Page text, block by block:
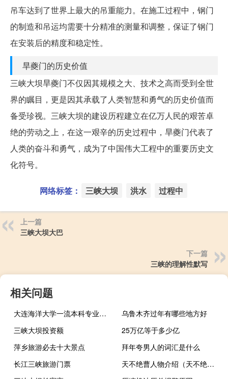
吊车达到了世界上最大的吊重能力。在施工过程中，钢门
的制造和吊运均需要十分精准的测量和调整，保证了钢门
在安装后的精度和稳定性。
旱夔门的历史价值
三峡大坝旱夔门不仅因其规模之大、技术之高而受到全世
界的瞩目，更是因其承载了人类智慧和勇气的历史价值而
备受珍视。三峡大坝的建设历程建立在亿万人民的艰苦卓
绝的劳动之上，在这一艰辛的历史过程中，旱夔门代表了
人类的奋斗和勇气，成为了中国伟大工程中的重要历史文
化符号。
网络标签： 三峡大坝 洪水 过程中
上一篇
三峡大坝大巴
下一篇
三峡的理解性默写
相关问题
大连海洋大学一流本科专业建设名单
乌鲁木齐过年有哪些地方好
三峡大坝投资额
25万亿等于多少亿
萍乡旅游必去十大景点
拜年夸男人的词汇是什么
长江三峡旅游门票
天不绝曹人物介绍（天不绝曹）